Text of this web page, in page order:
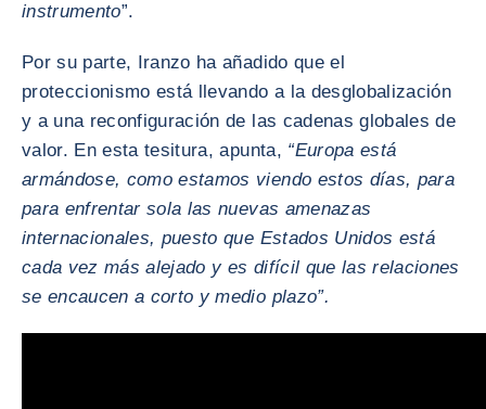
instrumento”.
Por su parte, Iranzo ha añadido que el
proteccionismo está llevando a la desglobalización
y a una reconfiguración de las cadenas globales de
valor. En esta tesitura, apunta, “Europa está
armándose, como estamos viendo estos días, para
para enfrentar sola las nuevas amenazas
internacionales, puesto que Estados Unidos está
cada vez más alejado y es difícil que las relaciones
se encaucen a corto y medio plazo”.